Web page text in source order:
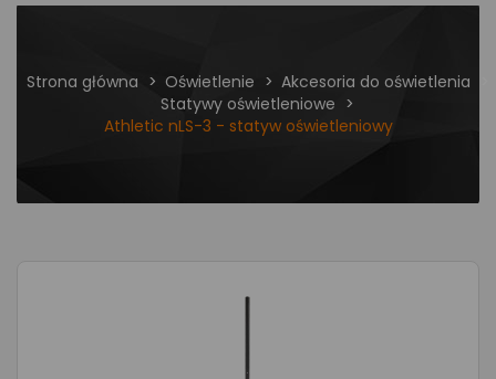
Strona główna Oświetlenie
Akcesoria do oświetlenia
Statywy oświetleniowe
Athletic nLS-3 - statyw oświetleniowy